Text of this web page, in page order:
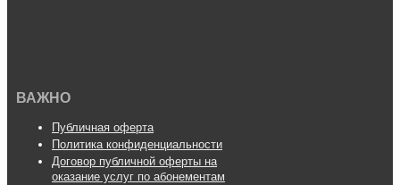
ВАЖНО
Публичная оферта
Политика конфиденциальности
Договор публичной оферты на
оказание услуг по абонементам